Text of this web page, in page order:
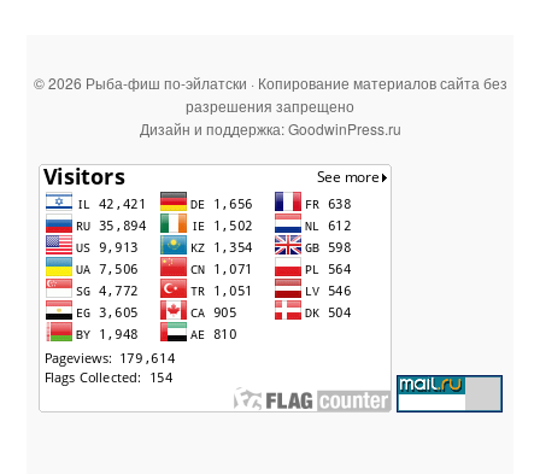
© 2026 Рыба-фиш по-эйлатски · Копирование материалов сайта без
разрешения запрещено
Дизайн и поддержка: GoodwinPress.ru